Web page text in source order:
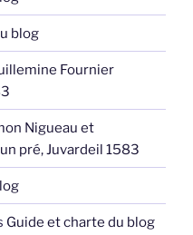
blog
Fournier
Nigueau et
pré, Juvardeil 1583
Guide et charte du blog